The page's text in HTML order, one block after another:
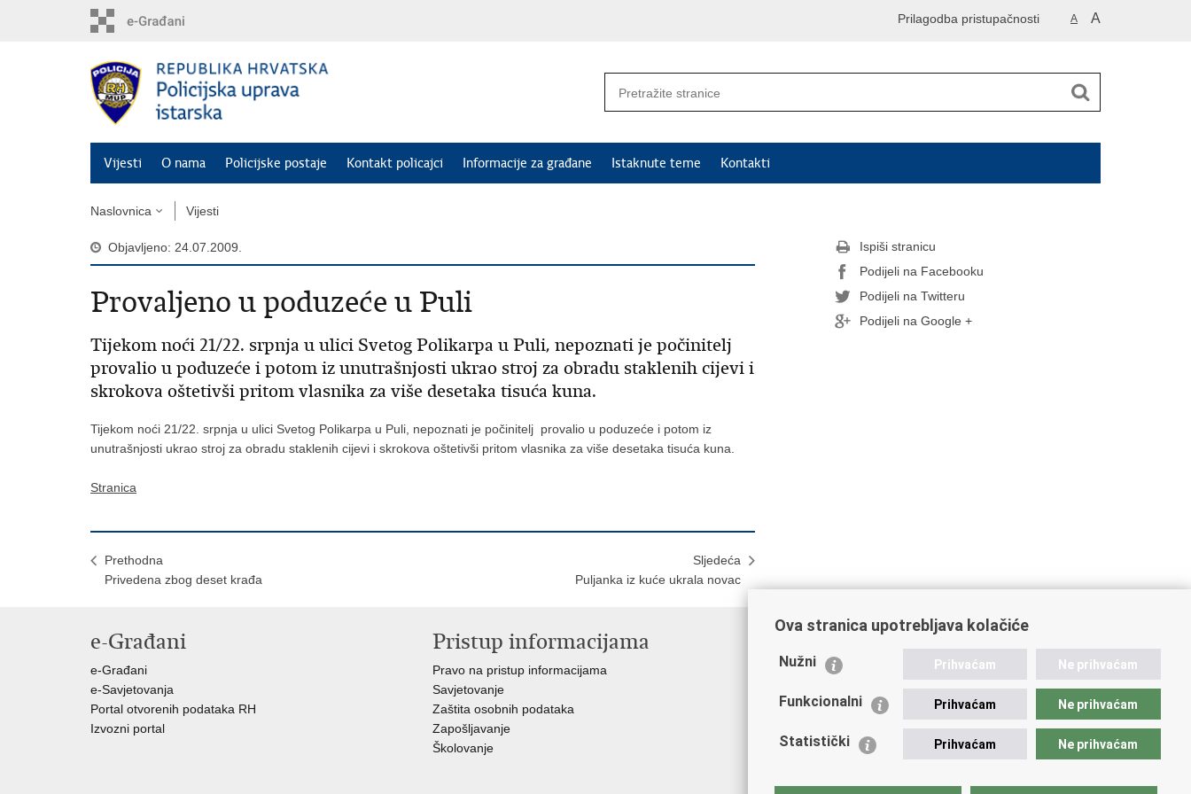
A A
Prilagodba pristupačnosti
Vijesti O nama Policijske postaje Kontakt policajci Informacije za građane Istaknute teme Kontakti
Naslovnica Vijesti
Objavljeno: 24.07.2009.
Provaljeno u poduzeće u Puli
Tijekom noći 21/22. srpnja u ulici Svetog Polikarpa u Puli, nepoznati je počinitelj
provalio u poduzeće i potom iz unutrašnjosti ukrao stroj za obradu staklenih cijevi i
skrokova oštetivši pritom vlasnika za više desetaka tisuća kuna.
Tijekom noći 21/22. srpnja u ulici Svetog Polikarpa u Puli, nepoznati je počinitelj provalio u poduzeće i potom iz
unutrašnjosti ukrao stroj za obradu staklenih cijevi i skrokova oštetivši pritom vlasnika za više desetaka tisuća kuna.
Stranica
Prethodna
Privedena zbog deset krađa
Sljedeća
Puljanka iz kuće ukrala novac
Ispiši stranicu
Podijeli na Facebooku
Podijeli na Twitteru
Podijeli na Google +
e-Građani
e-Građani
e-Savjetovanja
Portal otvorenih podataka RH
Izvozni portal
Pristup informacijama
Pravo na pristup informacijama
Savjetovanje
Zaštita osobnih podataka
Zapošljavanje
Školovanje
Važne poveznice
Ministarstvo unutarnjih poslova
Udruge
Policijska akademija
Zaklada policijske solidarnosti
Ova stranica upotrebljava kolačiće
Nužni Prihvaćam Ne prihvaćam
Funkcionalni Prihvaćam Ne prihvaćam
Statistički Prihvaćam Ne prihvaćam